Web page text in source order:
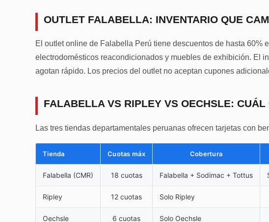
OUTLET FALABELLA: INVENTARIO QUE
El outlet online de Falabella Perú tiene descuentos de hasta 60%
electrodomésticos reacondicionados y muebles de exhibición. El
agotan rápido. Los precios del outlet no aceptan cupones
FALABELLA VS RIPLEY VS OECHSLE: CUÁL
Las tres tiendas departamentales peruanas ofrecen tarjetas con
Tienda Cuotas máx Cobertura
Falabella (CMR) 18 cuotas Falabella + Sodimac + Tottus
Ripley 12 cuotas Solo Ripley
Oechsle 6 cuotas Solo Oechsle